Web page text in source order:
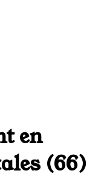
en
(66)